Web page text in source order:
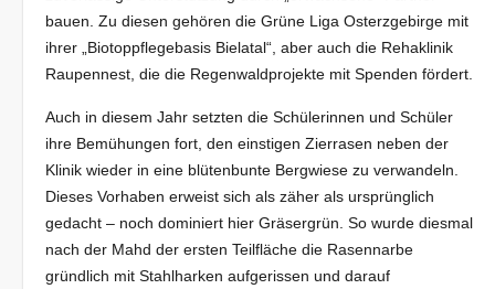
bauen. Zu diesen gehören die Grüne Liga Osterzgebirge mit
ihrer „Biotoppflegebasis Bielatal“, aber auch die Rehaklinik
Raupennest, die die Regenwaldprojekte mit Spenden fördert.
Auch in diesem Jahr setzten die Schülerinnen und Schüler
ihre Bemühungen fort, den einstigen Zierrasen neben der
Klinik wieder in eine blütenbunte Bergwiese zu verwandeln.
Dieses Vorhaben erweist sich als zäher als ursprünglich
gedacht – noch dominiert hier Gräsergrün. So wurde diesmal
nach der Mahd der ersten Teilfläche die Rasennarbe
gründlich mit Stahlharken aufgerissen und darauf